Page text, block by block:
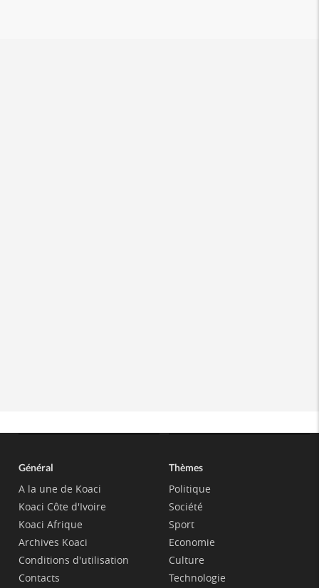
Général
A la une de Koaci
Koaci Côte d'Ivoire
Koaci Afrique
Archives Koaci
Conditions d'utilisation
Contacts
Thèmes
Politique
Société
Sport
Economie
Culture
Technologie